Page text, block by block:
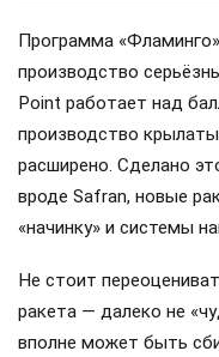
Программа
производство
Point работает над
производство
расширено. Сделано
вроде Safran, новые
«начинку» и системы
Не стоит
ракета — далеко не
вполне может быть